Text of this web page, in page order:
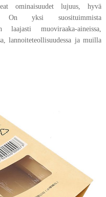
ominaisuudet lujuus, hyvä
On yksi suosituimmista
laajasti muoviraaka-aineissa,
lannoiteteollisuudessa ja muilla